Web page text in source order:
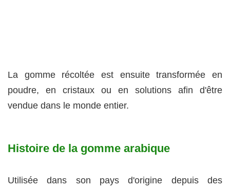
La gomme récoltée est ensuite transformée en
poudre, en cristaux ou en solutions afin d'être
vendue dans le monde entier.
Histoire de la gomme arabique
Utilisée dans son pays d'origine depuis des